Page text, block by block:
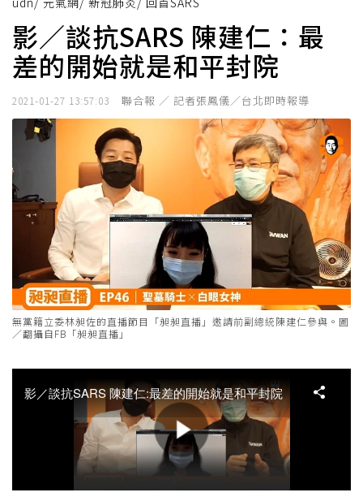
影／談抗SARS 陳建仁：最
差的開始就是和平封院
2021-01-27 13:57:03 聯合報 ／ 記者張鳳儀／台北即時報導
無黨籍立委林昶佐的直播節目「昶昶直播」邀請前副總統陳建仁參與。圖
／翻攝自FB「昶昶直播」